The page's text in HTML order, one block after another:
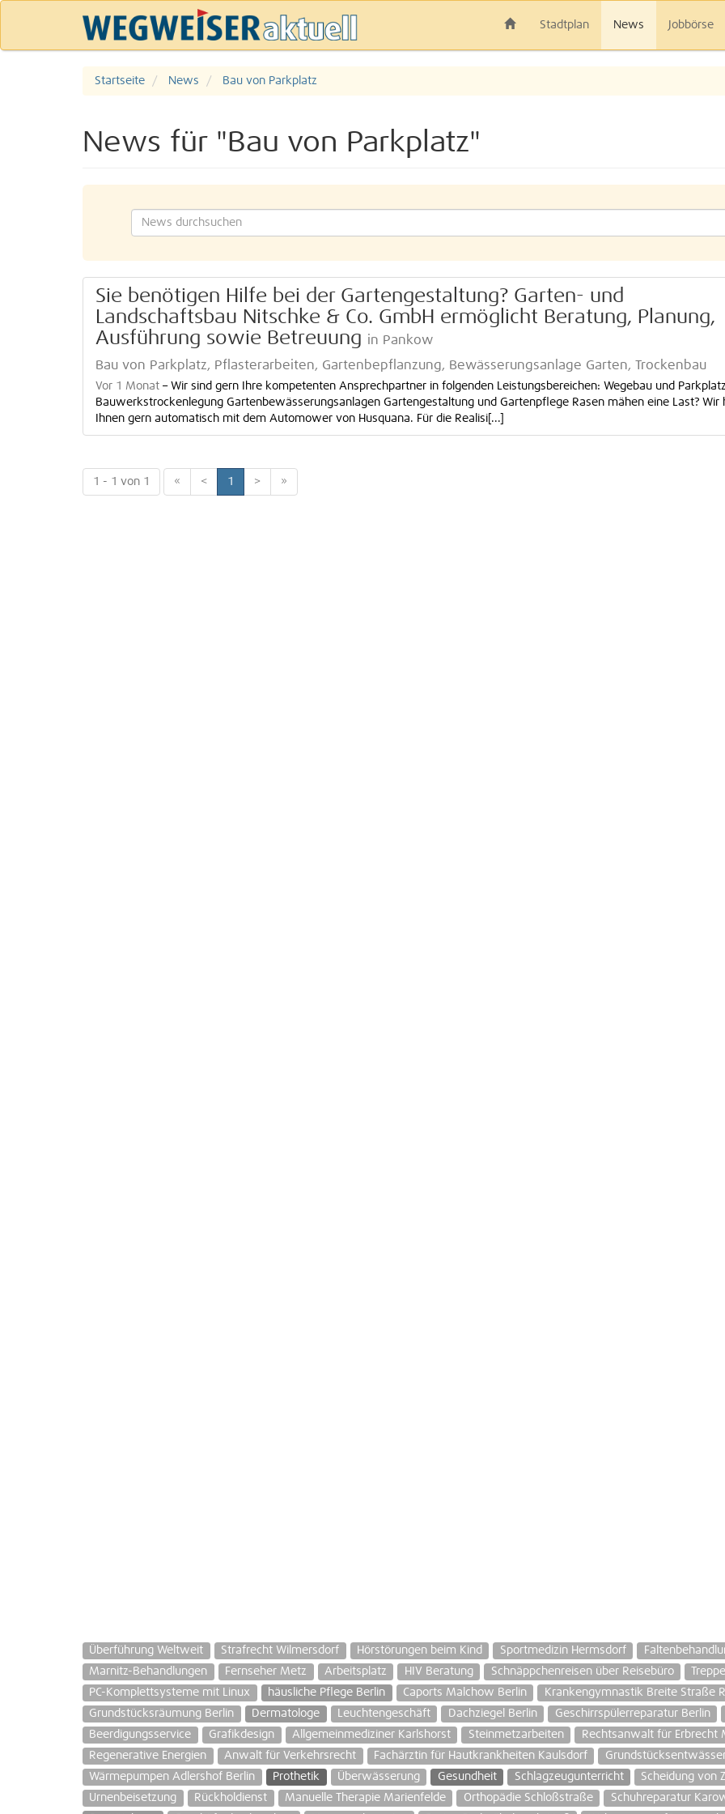
Stadtplan News Jobbörse
Startseite News Bau von Parkplatz
News für "Bau von Parkplatz"
Sie benötigen Hilfe bei der Gartengestaltung? Garten- und
Landschaftsbau Nitschke & Co. GmbH ermöglicht Beratung, Planung,
Ausführung sowie Betreuung in Pankow
Bau von Parkplatz, Pflasterarbeiten, Gartenbepflanzung, Bewässerungsanlage Garten, Trockenbau
Vor 1 Monat – Wir sind gern Ihre kompetenten Ansprechpartner in folgenden Leistungsbereichen: Wegebau und
Bauwerkstrockenlegung Gartenbewässerungsanlagen Gartengestaltung und Gartenpflege Rasen mähen eine Last? Wir
Ihnen gern automatisch mit dem Automower von Husquana. Für die Realisi[...]
1 - 1 von 1 « < 1 > »
Überführung Weltweit Strafrecht Wilmersdorf Hörstörungen beim Kind Sportmedizin Hermsdorf
Marnitz-Behandlungen
Fernseher Metz Arbeitsplatz HIV Beratung Schnäppchenreisen über Reisebüro
PC-Komplettsysteme mit Linux
häusliche Pflege Berlin Caports Malchow Berlin Krankengymnastik Breite Straße
Grundstücksräumung Berlin
Dermatologe Leuchtengeschäft Dachziegel Berlin Geschirrspülerreparatur Berlin
Beerdigungsservice
Grafikdesign Allgemeinmediziner Karlshorst Steinmetzarbeiten Rechtsanwalt für Erbrecht
Regenerative Energien
Anwalt für Verkehrsrecht Fachärztin für Hautkrankheiten Kaulsdorf
Wärmepumpen Adlershof Berlin
Prothetik Überwässerung Gesundheit Schlagzeugunterricht Scheidung von
Urnenbeisetzung
Rückholdienst Manuelle Therapie Marienfelde Orthopädie Schloßstraße Schuhreparatur